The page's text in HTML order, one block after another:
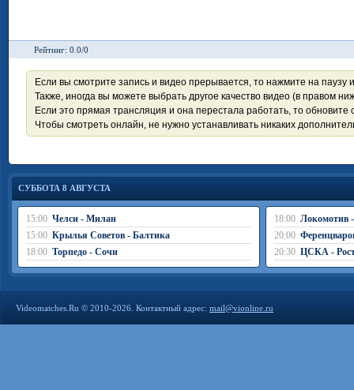
Рейтинг: 0.0/0
Если вы смотрите запись и видео прерывается, то нажмите на паузу
Также, иногда вы можете выбрать другое качество видео (в правом
Если это прямая трансляция и она перестала работать, то обновите
Чтобы смотреть онлайн, не нужно устанавливать никаких
СУББОТА 8 АВГУСТА
15:00 Челси - Милан
15:00 Крылья Советов - Балтика
18:00 Торпедо - Сочи
18:00 Локомотив
20:00
20:30 ЦСКА -
Videomatches.Ru © 2010-2026. Контактный адрес: mail@vionline.ru